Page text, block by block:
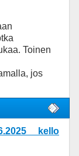
Toinen
jos
kello